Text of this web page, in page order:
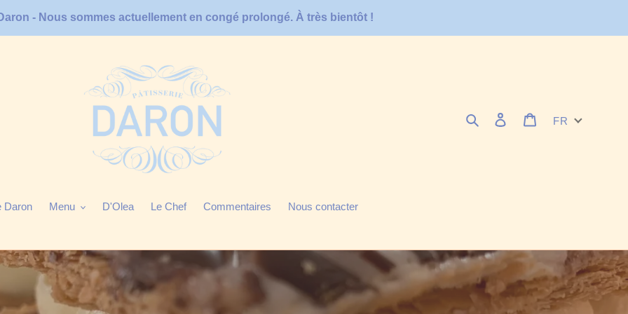
- Nous sommes actuellement en congé prolongé. À très bientôt !
RechercherSe connecter
Panier
FR
Daron Menu D'Olea Le Chef Commentaires Nous contacter